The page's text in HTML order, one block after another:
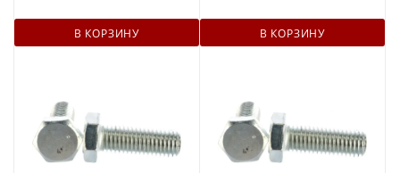
В КОРЗИНУ В КОРЗИНУ